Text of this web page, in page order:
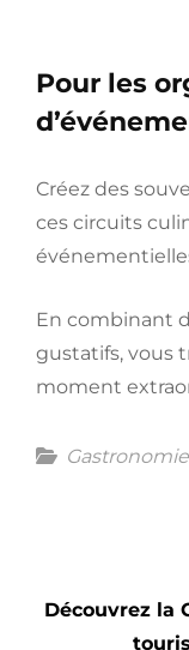
Pour les
Créez des
ces circuits
En combinant
gustatifs, vous
moment
Categories
Gastronomie
l’article
Découvrez la